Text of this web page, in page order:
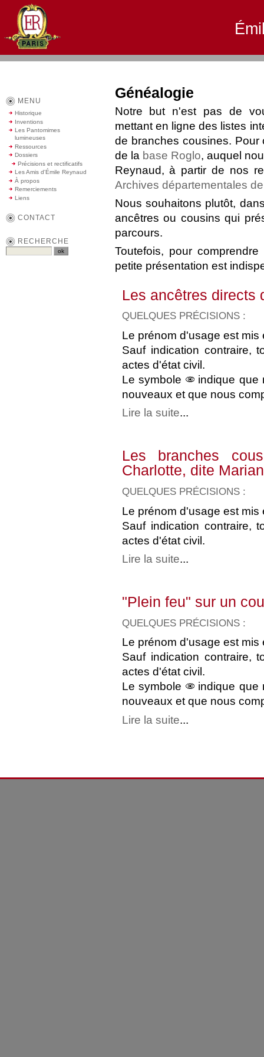
Généalogie
Notre but n'est pas de
mettant en ligne des listes
de branches cousines.
de la base Roglo, auquel
Reynaud, à partir de nos
Archives départementales
Nous souhaitons plutôt,
ancêtres ou cousins qui
parcours.
Toutefois, pour
petite présentation est
Les ancêtres directs
QUELQUES PRÉCISIONS :
Le prénom d'usage est mis
Sauf indication contraire,
actes d'état civil.
Le symbole
indique que
nouveaux et que nous
Lire la suite...
Les branches
Charlotte, dite
QUELQUES PRÉCISIONS :
Le prénom d'usage est mis
Sauf indication contraire,
actes d'état civil.
Lire la suite...
"Plein feu" sur un
QUELQUES PRÉCISIONS :
Le prénom d'usage est mis
Sauf indication contraire,
actes d'état civil.
Le symbole
indique que
nouveaux et que nous
Lire la suite...
MENU
Historique
Inventions
Les Pantomimes
lumineuses
Ressources
Dossiers
Précisions et rectificatifs
Les Amis d'Émile Reynaud
À propos
Remerciements
Liens
CONTACT
RECHERCHE